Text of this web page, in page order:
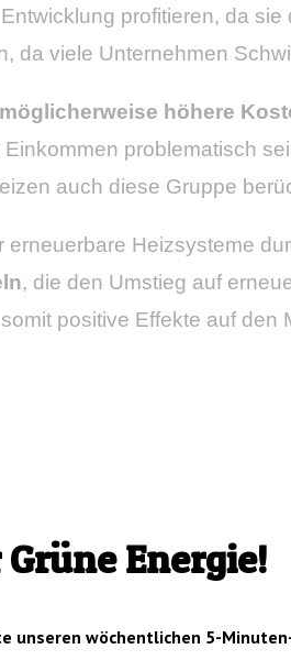
profitieren, da
da viele Unternehmen
möglicherweise höhere
problematisch
auch diese Gruppe
erneuerbare Heizsysteme
, die den Umstieg auf
positive Effekte auf
Energie!
unseren wöchentlichen 5-